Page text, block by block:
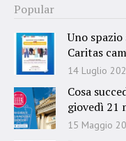
Popular
Uno
Caritas
14 Luglio
Cosa
giovedì 21
15 Maggio